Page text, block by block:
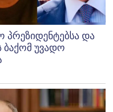
და
ბაქომ უვადო